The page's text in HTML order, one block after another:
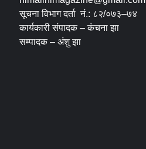
सूचना विभाग दर्ता नं.: ८२/०७३–७४
कार्यकारी संपादक – कंचना झा
सम्पादक – अंशु झा